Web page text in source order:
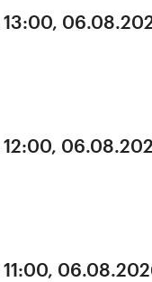
13:00,
12:00,
11:00,